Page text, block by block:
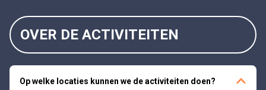
OVER DE ACTIVITEITEN
Op welke locaties kunnen we de activiteiten doen?